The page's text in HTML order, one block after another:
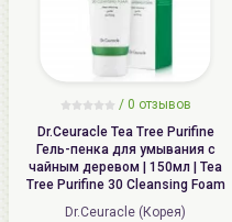
/ 0 отзывов
Dr.Ceuracle Tea Tree Purifine
Гель-пенка для умывания с
чайным деревом | 150мл | Tea
Tree Purifine 30 Cleansing Foam
Dr.Ceuracle (Корея)